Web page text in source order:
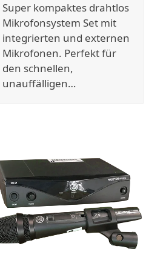
Super kompaktes drahtlos
Mikrofonsystem Set mit
integrierten und externen
Mikrofonen. Perfekt für
den schnellen,
unauffälligen…